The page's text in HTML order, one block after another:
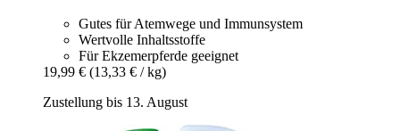
Gutes für Atemwege und Immunsystem
Wertvolle Inhaltsstoffe
Für Ekzemerpferde geeignet
19,99 € (13,33 € / kg)
Zustellung bis 13. August